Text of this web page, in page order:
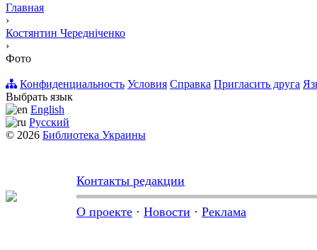
Главная
›
Костянтин Чередніченко
›
Фото
Конфиденциальность Условия Справка Пригласить друга
Выбрать язык
English
Русский
© 2026 Библиотека Украины
Контакты редакции
О проекте · Новости · Реклама